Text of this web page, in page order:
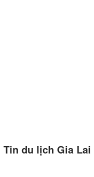
Tin du lịch Gia Lai